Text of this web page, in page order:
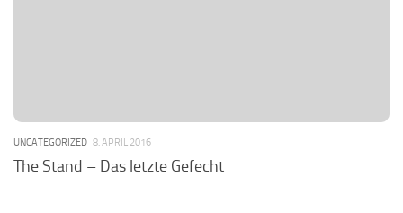
UNCATEGORIZED 8. APRIL 2016
The Stand – Das letzte Gefecht